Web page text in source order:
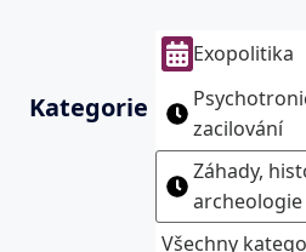
Kategorie
Exopolitika
zacilování
Záhady,
archeologie
Všechny